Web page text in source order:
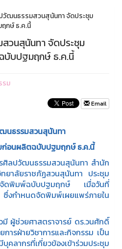
วัฒนธรรมสวนสุนันทา จัดประชุม
กษ์ ธ.ค.นี้
วนสุนันทา จัดประชุม
บับปฐมฤกษ์ ธ.ค.นี้
รม
Email
นธรรมสวนสุนันทา
ก่อนผลิตฉบับปฐมฤกษ์ ธ.ค.นี้
วัฒนธรรมสวนสุนันทา สำนัก
ยาลัยราชภัฏสวนสุนันทา ประชุม
จัดพิมพ์ฉบับปฐมฤกษ์ เมื่อวันที่
ำหนดจัดพิมพ์เผยแพร่ภายใน
วยศาสตราจารย์ ดร.วนศักดิ์
ารฝ่ายวิชาการและกิจกรรม เป็น
ลากรที่เกี่ยวข้องเข้าร่วมประชุม